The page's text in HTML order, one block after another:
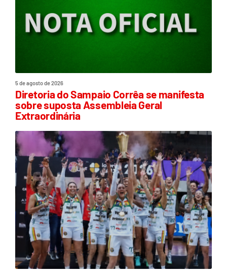
5 de agosto de 2026
Diretoria do Sampaio Corrêa se manifesta
sobre suposta Assembleia Geral
Extraordinária